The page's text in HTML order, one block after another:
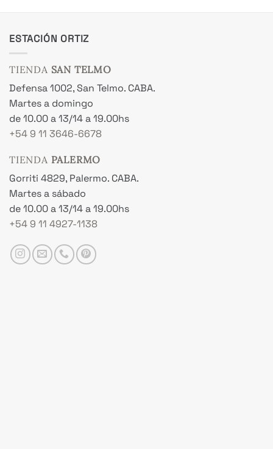
ESTACIÓN ORTIZ
TIENDA SAN TELMO
Defensa 1002, San Telmo. CABA.
Martes a domingo
de 10.00 a 13/14 a 19.00hs
+54 9 11 3646-6678
TIENDA PALERMO
Gorriti 4829, Palermo. CABA.
Martes a sábado
de 10.00 a 13/14 a 19.00hs
+54 9 11 4927-1138